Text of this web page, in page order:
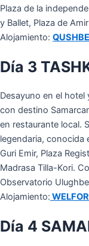
Plaza de la
y Ballet, Plaza de
Alojamiento:
Día 3
Desayuno en el hotel
con destino
en restaurante local.
legendaria, conocida
Guri Emir, Plaza
Madrasa Tilla-Kori.
Observatorio
Alojamiento:
Día 4